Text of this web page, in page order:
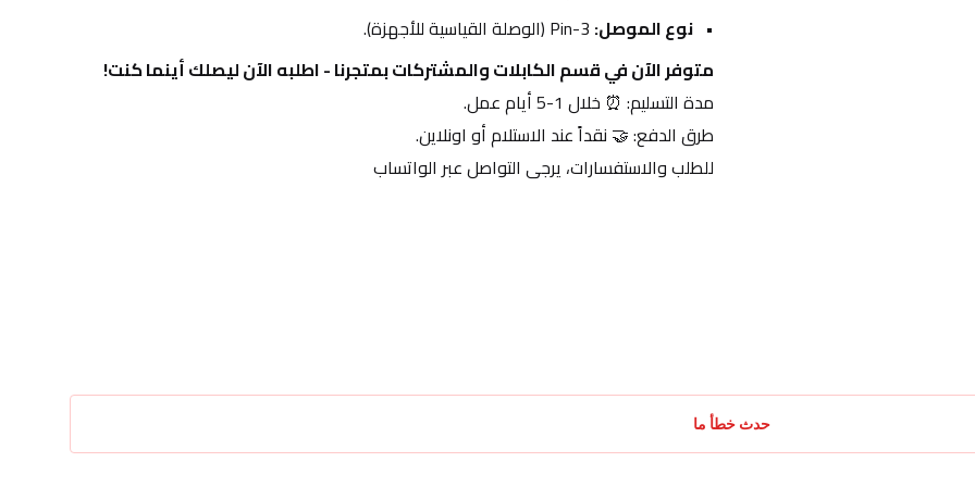
نوع الموصل:
متوفر الآن في قسم الكابلات والمشتركات بمتجرنا - اطلبه الآن ليصلك أينما كنت!
مدة التسليم: ⏰ خلال 1-5 أيام عمل.
طرق الدفع: 🤝 نقداً عند الاستلام أو اونلاين.
للطلب والاستفسارات، يرجى التواصل عبر الواتساب
حدث خطأ ما